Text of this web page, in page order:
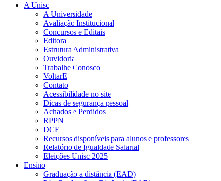
A Unisc
A Universidade
Avaliação Institucional
Concursos e Editais
Editora
Estrutura Administrativa
Ouvidoria
Trabalhe Conosco
VoltarE
Contato
Acessibilidade no site
Dicas de segurança pessoal
Achados e Perdidos
RPPN
DCE
Recursos disponíveis para alunos e professores
Relatório de Igualdade Salarial
Eleições Unisc 2025
Ensino
Graduação a distância (EAD)